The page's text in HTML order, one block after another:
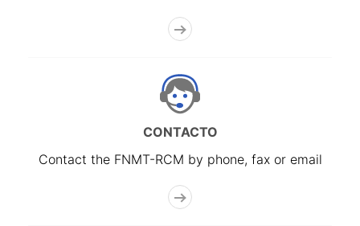
CONTACTO
Contact the FNMT-RCM by phone, fax or email